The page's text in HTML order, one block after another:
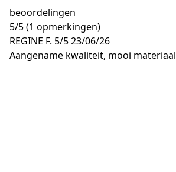
beoordelingen
5/5(1 opmerkingen)
REGINE F. 5/523/06/26
Aangename kwaliteit, mooi materiaal